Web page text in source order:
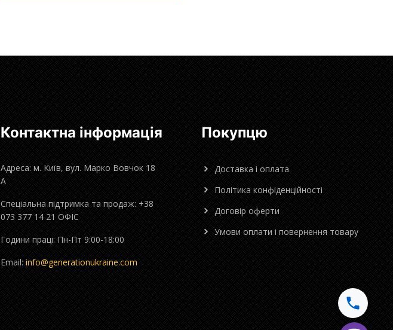
Контактна інформація
Адреса: м. Київ, вул. Марко Вовчок 18
А
Спеціальна підтримка та продаж: +38
073 377 14 21 ОФІС
Години праці: Пн-Пт 9:00-18:00
Email: info@generationukraine.com
Покупцю
Доставка і оплата
Політика конфіденційності
Договір оферти
Умови оплати і повернення товару